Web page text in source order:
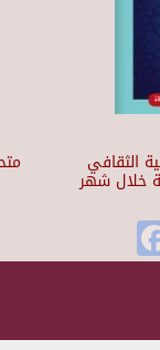
الثقافي
خلال شهر